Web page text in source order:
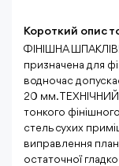
Короткий опис
ФІНІШНА
призначена для
водночас
20 мм.
тонкого
стель сухих
виправлення
остаточної